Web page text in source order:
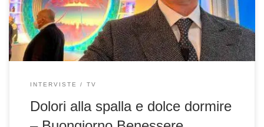
tensioni ci irrigidiscono e quindi dormiamo pure male se
siamo agitati […]
INTERVISTE TV
Dolori alla spalla e dolce dormire